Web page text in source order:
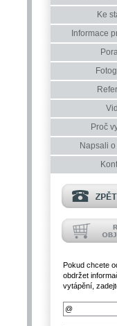
Ke
Informace
Proč
Napsali
Pokud chcete
obdržet
vytápění,